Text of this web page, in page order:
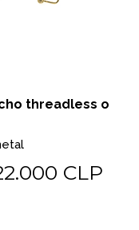
threadless o
CLP